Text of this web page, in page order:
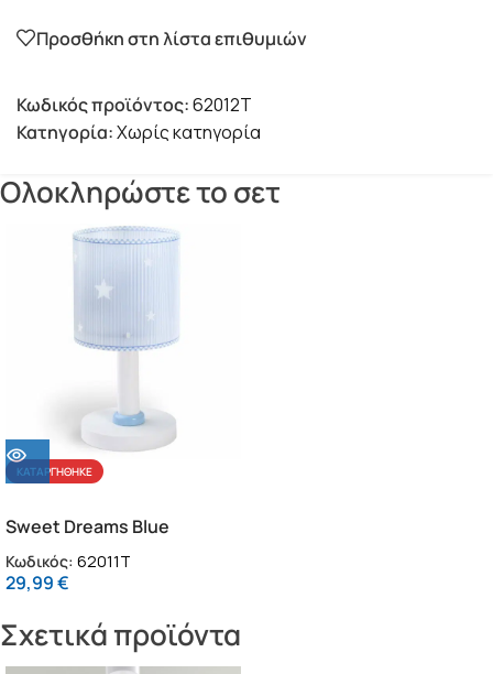
Προσθήκη στη λίστα επιθυμιών
Κωδικός προϊόντος:62012T
Κατηγορία:Χωρίς κατηγορία
Ολοκληρώστε το σετ
ΚΑΤΑΡΓΉΘΗΚΕ
Sweet Dreams Blue
κομοδίνου παιδικό
φωτιστικό (62011[T])
Κωδικός: 62011T
29,99€
Σχετικά προϊόντα